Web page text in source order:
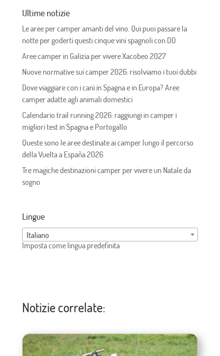
Ultime notizie
Le aree per camper amanti del vino. Qui puoi passare la
notte per goderti questi cinque vini spagnoli con DO
Aree camper in Galizia per vivere Xacobeo 2027
Nuove normative sui camper 2026: risolviamo i tuoi dubbi
Dove viaggiare con i cani in Spagna e in Europa? Aree
camper adatte agli animali domestici
Calendario trail running 2026: raggiungi in camper i
migliori test in Spagna e Portogallo
Queste sono le aree destinate ai camper lungo il percorso
della Vuelta a España 2026
Tre magiche destinazioni camper per vivere un Natale da
sogno
Lingue
Italiano
Imposta come lingua predefinita
Notizie correlate: